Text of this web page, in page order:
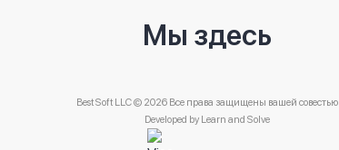
Мы здесь
Best Soft LLC © 2026 Все права защищены вашей совестью
Developed by Learn and Solve